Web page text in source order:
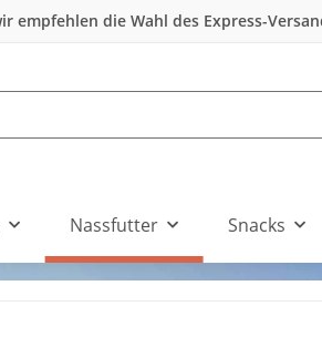
empfehlen die Wahl des Express-
Nassfutter Snacks